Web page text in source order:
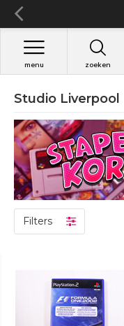
zoeken
menu
Studio Liverpool
Filters